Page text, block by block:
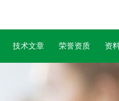
技术文章 荣誉资质 资